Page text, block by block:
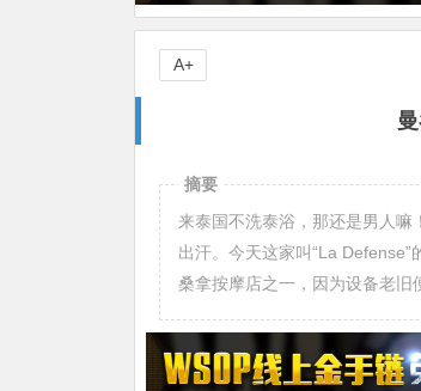
A+
摘要
来泰国不洗泰浴，那还是男人
出汗。今天这家叫“La
桑拿按摩店之一，因为设备老旧